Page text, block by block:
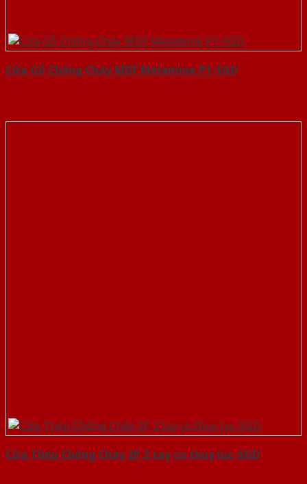
Cửa Gỗ Chống Cháy MDF Melamine P1-SGD
Cửa Thép Chống Cháy 2P 2 tay co thuy luc-SGD